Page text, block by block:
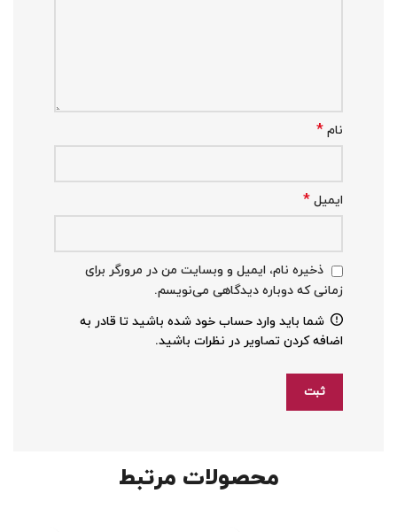
نام *
ایمیل *
ذخیره نام، ایمیل و وبسایت من در مرورگر برای
زمانی که دوباره دیدگاهی می‌نویسم.
شما باید وارد حساب خود شده باشید تا قادر به
اضافه کردن تصاویر در نظرات باشید.
محصولات مرتبط